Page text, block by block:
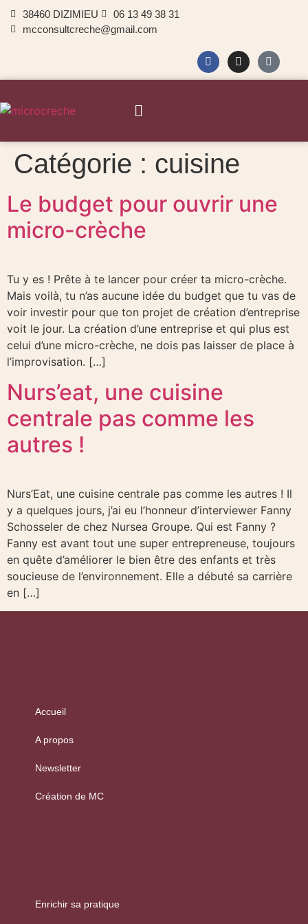
38460 DIZIMIEU
06 13 49 38 31
mcconsultcreche@gmail.com
Catégorie : cuisine
Le budget pour ouvrir une
micro-crèche
Tu y es ! Prête à te lancer pour créer ta micro-crèche.
Mais voilà, tu n’as aucune idée du budget que tu vas de
voir investir pour que ton projet de création d’entreprise
voit le jour. La création d’une entreprise et qui plus est
celui d’une micro-crèche, ne dois pas laisser de place à
l’improvisation. […]
Nurs’eat, une cuisine
centrale pas comme les
autres !
Nurs’Eat, une cuisine centrale pas comme les autres ! Il
y a quelques jours, j’ai eu l’honneur d’interviewer Fanny
Schosseler de chez Nursea Groupe. Qui est Fanny ?
Fanny est avant tout une super entrepreneuse, toujours
en quête d’améliorer le bien être des enfants et très
soucieuse de l’environnement. Elle a débuté sa carrière
en […]
Accueil
A propos
Newsletter
Création de MC
Enrichir sa pratique